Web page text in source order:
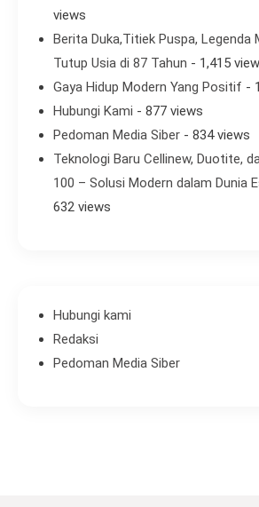
views
Berita Duka,Titiek Puspa, Legenda
Tutup Usia di 87 Tahun - 1,415
Gaya Hidup Modern Yang Positif -
Hubungi Kami - 877 views
Pedoman Media Siber - 834 views
Teknologi Baru Cellinew, Duotite,
100 – Solusi Modern dalam Dunia
632 views
Hubungi kami
Redaksi
Pedoman Media Siber